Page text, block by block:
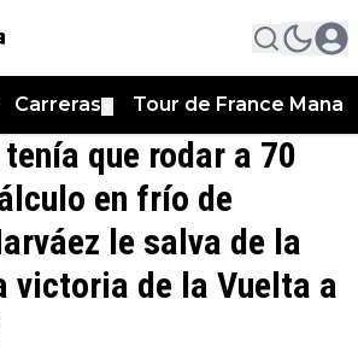
Carreras Tour de France
que rodar a 70
en frío de
le salva de la
victoria de la Vuelta a